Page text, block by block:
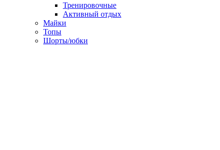
Тренировочные
Активный отдых
Майки
Топы
Шорты/юбки